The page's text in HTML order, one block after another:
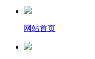
网站首页